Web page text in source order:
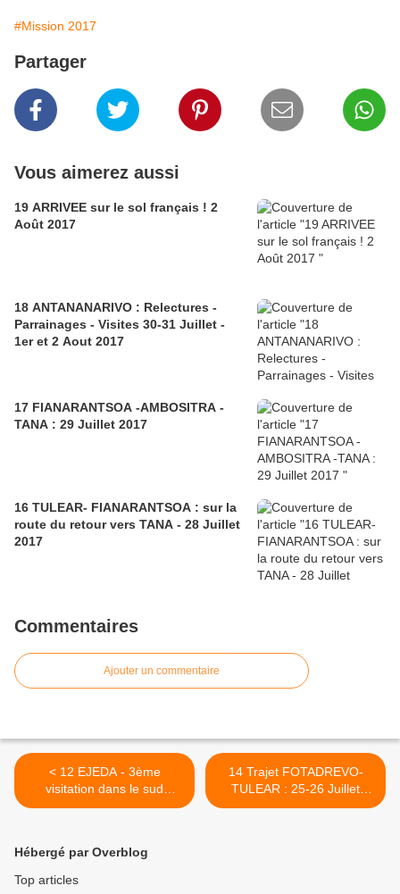
#Mission 2017
Partager
Vous aimerez aussi
19 ARRIVEE sur le sol français ! 2
Août 2017
18 ANTANANARIVO : Relectures -
Parrainages - Visites 30-31 Juillet -
1er et 2 Aout 2017
17 FIANARANTSOA -AMBOSITRA -
TANA : 29 Juillet 2017
16 TULEAR- FIANARANTSOA : sur la
route du retour vers TANA - 28 Juillet
2017
Commentaires
Ajouter un commentaire
< 12 EJEDA - 3ème
visitation dans le sud
malgache : 21-22-23 Juillet
14 Trajet FOTADREVO-
TULEAR : 25-26 Juillet
2017 >
Hébergé par Overblog
Top articles